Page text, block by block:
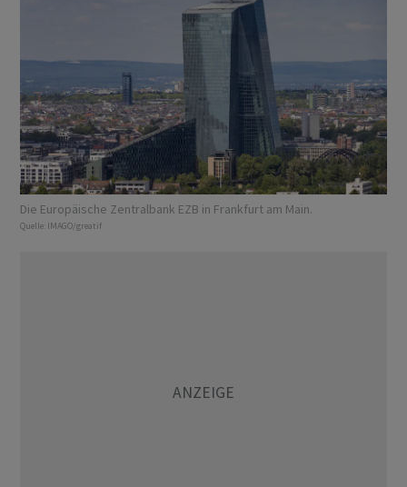
Die Europäische Zentralbank EZB in Frankfurt am Main.
Quelle: IMAGO/greatif